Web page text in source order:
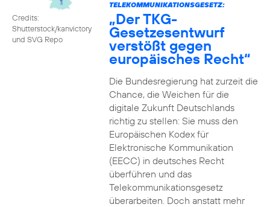
Credits:
Shutterstock/kanvictory
und SVG Repo
TELEKOMMUNIKATIONSGESETZ:
„Der TKG-
Gesetzesentwurf
verstößt gegen
europäisches Recht“
Die Bundesregierung hat zurzeit die
Chance, die Weichen für die
digitale Zukunft Deutschlands
richtig zu stellen: Sie muss den
Europäischen Kodex für
Elektronische Kommunikation
(EECC) in deutsches Recht
überführen und das
Telekommunikationsgesetz
überarbeiten. Doch anstatt mehr